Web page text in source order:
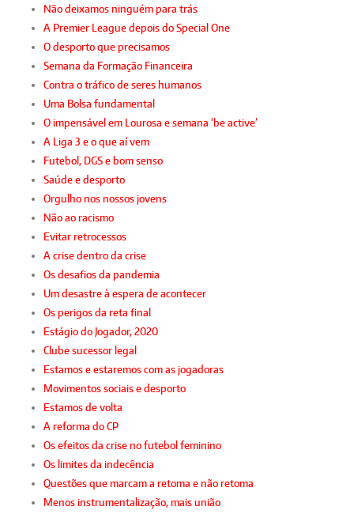
Não deixamos ninguém para trás
A Premier League depois do Special One
O desporto que precisamos
Semana da Formação Financeira
Contra o tráfico de seres humanos
Uma Bolsa fundamental
O impensável em Lourosa e semana ‘be active’
A Liga 3 e o que aí vem
Futebol, DGS e bom senso
Saúde e desporto
Orgulho nos nossos jovens
Não ao racismo
Evitar retrocessos
A crise dentro da crise
Os desafios da pandemia
Um desastre à espera de acontecer
Os perigos da reta final
Estágio do Jogador, 2020
Clube sucessor legal
Estamos e estaremos com as jogadoras
Movimentos sociais e desporto
Estamos de volta
A reforma do CP
Os efeitos da crise no futebol feminino
Os limites da indecência
Questões que marcam a retoma e não retoma
Menos instrumentalização, mais união